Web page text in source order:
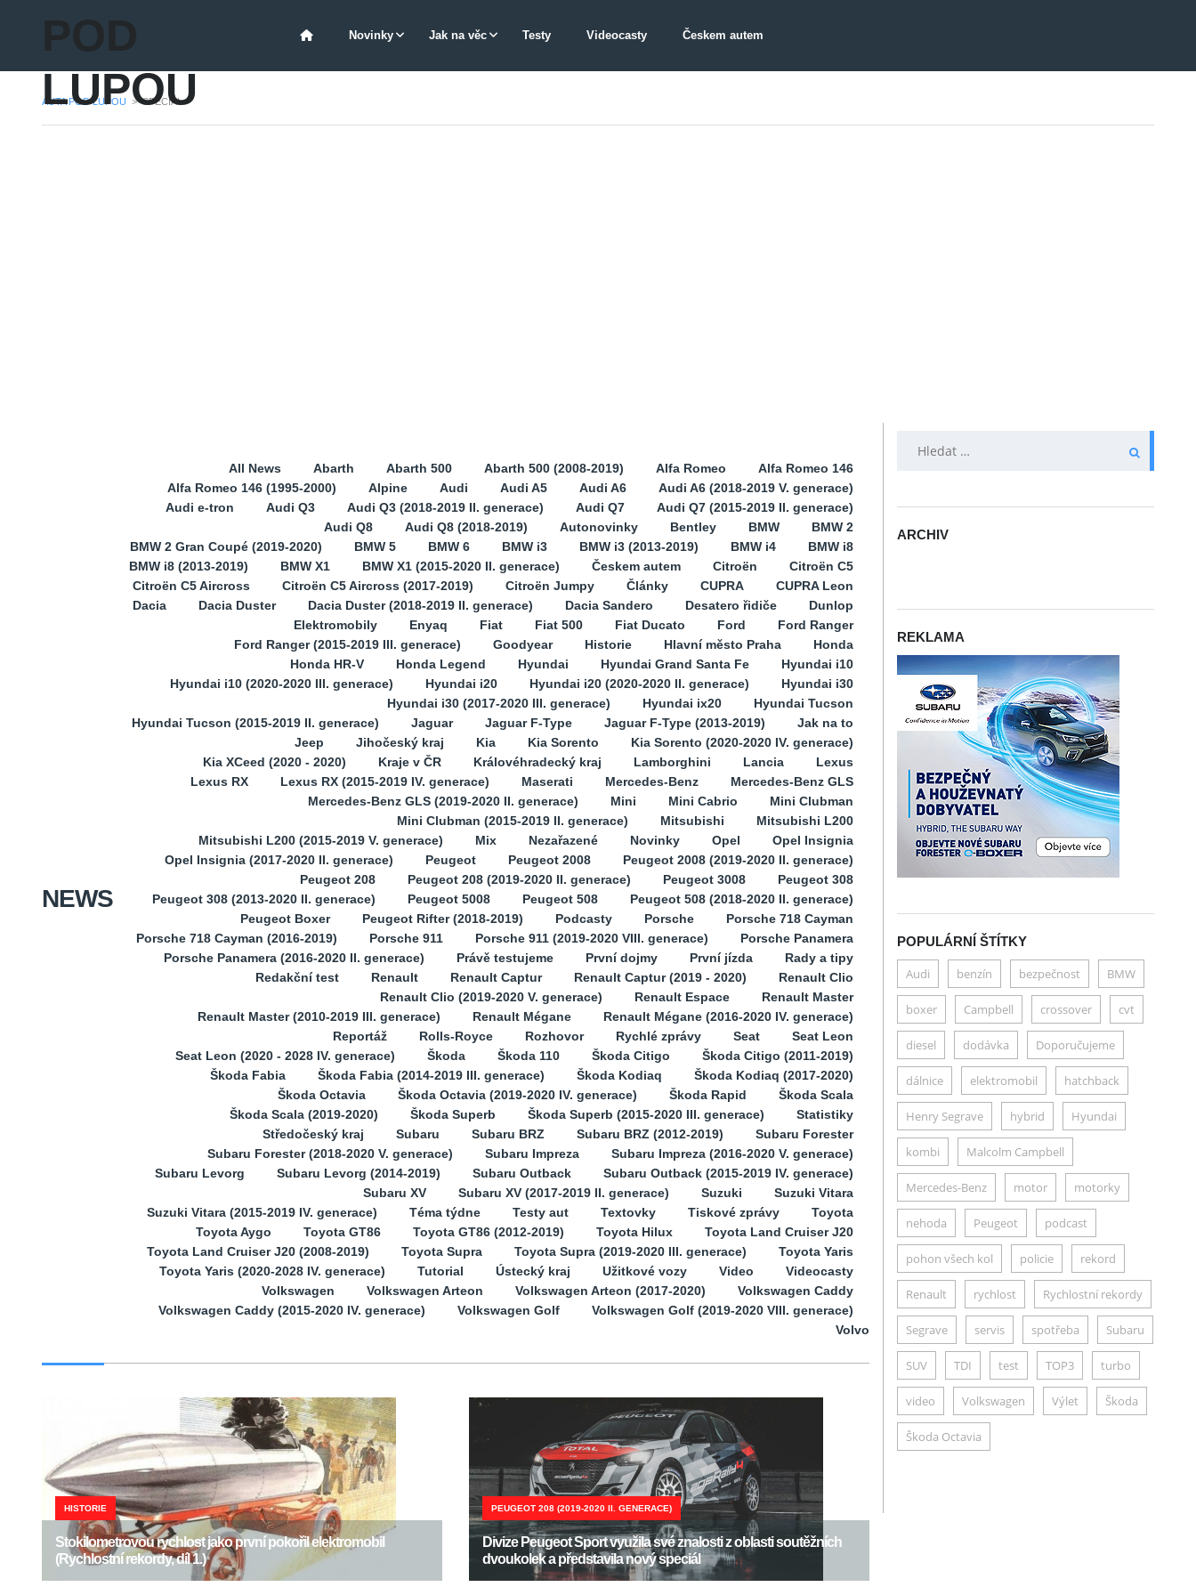
POD
LUPOU
Novinky Jak na věc Testy Videocasty Českem autem
AUTA POD LUPOU > SPECIÁL
NEWS
All News Abarth Abarth 500 Abarth 500 (2008-2019) Alfa Romeo
Alfa Romeo 146
Alfa Romeo 146 (1995-2000)
Alpine Audi Audi A5 Audi A6
Audi A6 (2018-2019 V. generace)
Audi e-tron
Audi Q3 Audi Q3 (2018-2019 II. generace) Audi Q7
Audi Q7 (2015-2019 II. generace)
Audi Q8
Audi Q8 (2018-2019) Autonovinky Bentley BMW
BMW 2
BMW 2 Gran Coupé (2019-2020)
BMW 5 BMW 6 BMW i3 BMW i3 (2013-2019) BMW i4
BMW i8
BMW i8 (2013-2019)
BMW X1 BMW X1 (2015-2020 II. generace) Českem autem Citroën
Citroën C5
Citroën C5 Aircross
Citroën C5 Aircross (2017-2019) Citroën Jumpy Články CUPRA
CUPRA Leon
Dacia
Dacia Duster Dacia Duster (2018-2019 II. generace) Dacia Sandero Desatero řidiče
Dunlop
Elektromobily
Enyaq Fiat Fiat 500 Fiat Ducato Ford
Ford Ranger
Ford Ranger (2015-2019 III. generace)
Goodyear Historie Hlavní město Praha
Honda
Honda HR-V
Honda Legend Hyundai Hyundai Grand Santa Fe
Hyundai i10
Hyundai i10 (2020-2020 III. generace)
Hyundai i20 Hyundai i20 (2020-2020 II. generace)
Hyundai i30
Hyundai i30 (2017-2020 III. generace)
Hyundai ix20
Hyundai Tucson
Hyundai Tucson (2015-2019 II. generace)
Jaguar Jaguar F-Type Jaguar F-Type (2013-2019)
Jak na to
Jeep
Jihočeský kraj Kia Kia Sorento
Kia Sorento (2020-2020 IV. generace)
Kia XCeed (2020 - 2020)
Kraje v ČR Královéhradecký kraj Lamborghini Lancia
Lexus
Lexus RX
Lexus RX (2015-2019 IV. generace) Maserati Mercedes-Benz
Mercedes-Benz GLS
Mercedes-Benz GLS (2019-2020 II. generace)
Mini Mini Cabrio
Mini Clubman
Mini Clubman (2015-2019 II. generace)
Mitsubishi
Mitsubishi L200
Mitsubishi L200 (2015-2019 V. generace)
Mix Nezařazené Novinky Opel
Opel Insignia
Opel Insignia (2017-2020 II. generace)
Peugeot Peugeot 2008
Peugeot 2008 (2019-2020 II. generace)
Peugeot 208
Peugeot 208 (2019-2020 II. generace) Peugeot 3008
Peugeot 308
Peugeot 308 (2013-2020 II. generace)
Peugeot 5008 Peugeot 508
Peugeot 508 (2018-2020 II. generace)
Peugeot Boxer
Peugeot Rifter (2018-2019) Podcasty Porsche
Porsche 718 Cayman
Porsche 718 Cayman (2016-2019)
Porsche 911 Porsche 911 (2019-2020 VIII. generace)
Porsche Panamera
Porsche Panamera (2016-2020 II. generace)
Právě testujeme První dojmy První jízda
Rady a tipy
Redakční test
Renault Renault Captur Renault Captur (2019 - 2020)
Renault Clio
Renault Clio (2019-2020 V. generace)
Renault Espace
Renault Master
Renault Master (2010-2019 III. generace)
Renault Mégane
Renault Mégane (2016-2020 IV. generace)
Reportáž
Rolls-Royce Rozhovor Rychlé zprávy Seat
Seat Leon
Seat Leon (2020 - 2028 IV. generace)
Škoda Škoda 110 Škoda Citigo
Škoda Citigo (2011-2019)
Škoda Fabia
Škoda Fabia (2014-2019 III. generace) Škoda Kodiaq
Škoda Kodiaq (2017-2020)
Škoda Octavia
Škoda Octavia (2019-2020 IV. generace) Škoda Rapid
Škoda Scala
Škoda Scala (2019-2020)
Škoda Superb Škoda Superb (2015-2020 III. generace)
Statistiky
Středočeský kraj
Subaru Subaru BRZ Subaru BRZ (2012-2019)
Subaru Forester
Subaru Forester (2018-2020 V. generace)
Subaru Impreza
Subaru Impreza (2016-2020 V. generace)
Subaru Levorg
Subaru Levorg (2014-2019) Subaru Outback
Subaru Outback (2015-2019 IV. generace)
Subaru XV
Subaru XV (2017-2019 II. generace) Suzuki
Suzuki Vitara
Suzuki Vitara (2015-2019 IV. generace)
Téma týdne Testy aut Textovky Tiskové zprávy
Toyota
Toyota Aygo
Toyota GT86 Toyota GT86 (2012-2019) Toyota Hilux
Toyota Land Cruiser J20
Toyota Land Cruiser J20 (2008-2019)
Toyota Supra Toyota Supra (2019-2020 III. generace)
Toyota Yaris
Toyota Yaris (2020-2028 IV. generace)
Tutorial Ústecký kraj Užitkové vozy Video
Videocasty
Volkswagen
Volkswagen Arteon Volkswagen Arteon (2017-2020)
Volkswagen Caddy
Volkswagen Caddy (2015-2020 IV. generace)
Volkswagen Golf
Volkswagen Golf (2019-2020 VIII. generace)
Volvo
HISTORIE
Stokilometrovou rychlost jako první pokořil elektromobil
(Rychlostní rekordy, díl 1.)
PEUGEOT 208 (2019-2020 II. GENERACE)
Divize Peugeot Sport využila své znalosti z oblasti soutěžních
dvoukolek a představila nový speciál
VYHLEDÁVÁNÍ
ARCHIV
REKLAMA
POPULÁRNÍ ŠTÍTKY
Audi benzín bezpečnost BMW
boxer Campbell crossover cvt
diesel dodávka Doporučujeme
dálnice elektromobil hatchback
Henry Segrave hybrid Hyundai
kombi Malcolm Campbell
Mercedes-Benz motor motorky
nehoda Peugeot podcast
pohon všech kol policie rekord
Renault rychlost Rychlostní rekordy
Segrave servis spotřeba Subaru
SUV TDI test TOP3 turbo
video Volkswagen Výlet Škoda
Škoda Octavia